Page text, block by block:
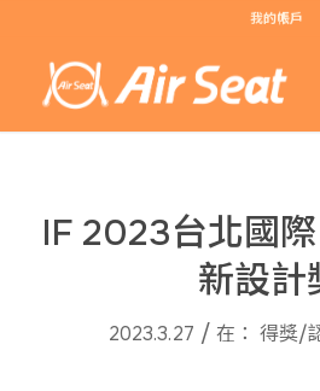
我的帳戶
IF 2023台北國
新設計
2023.3.27 / 在： 得獎/